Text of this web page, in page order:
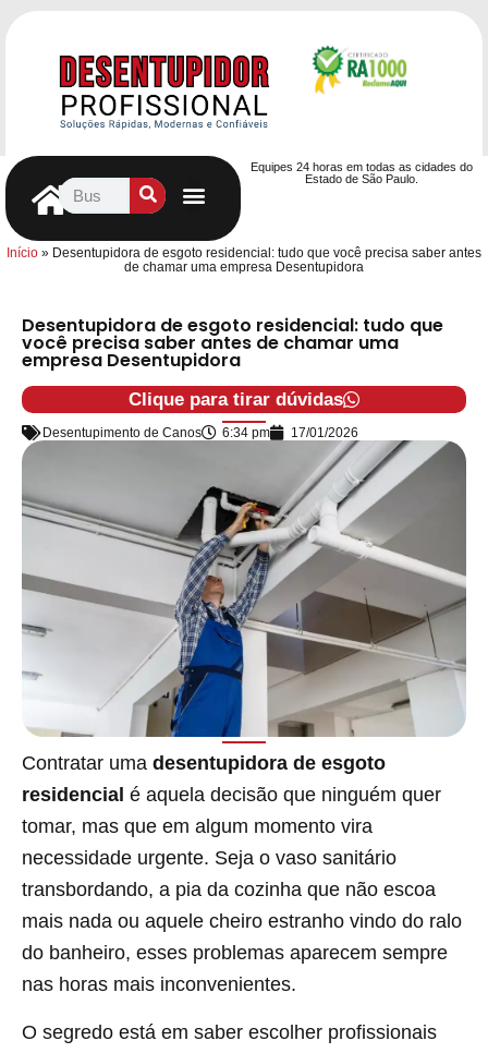
Equipes 24 horas em todas as cidades do
Estado de São Paulo.
Início » Desentupidora de esgoto residencial: tudo que você precisa saber antes
de chamar uma empresa Desentupidora
Desentupidora de esgoto residencial: tudo que
você precisa saber antes de chamar uma
empresa Desentupidora
Clique para tirar dúvidas
Desentupimento de Canos 6:34 pm 17/01/2026
Contratar uma desentupidora de esgoto
residencial é aquela decisão que ninguém quer
tomar, mas que em algum momento vira
necessidade urgente. Seja o vaso sanitário
transbordando, a pia da cozinha que não escoa
mais nada ou aquele cheiro estranho vindo do ralo
do banheiro, esses problemas aparecem sempre
nas horas mais inconvenientes.
O segredo está em saber escolher profissionais